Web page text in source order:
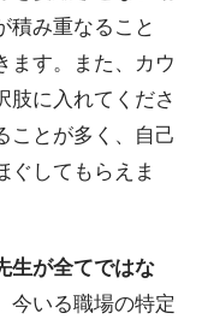
積み重なること
す。
また、カウ
肢に入れてくださ
ことが多く、自己
ぐしてもらえま
生が全てではな
今いる職場の特定